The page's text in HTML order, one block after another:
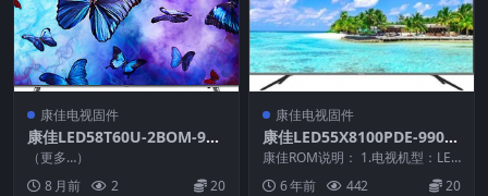
康佳电视固件
康佳LED58T60U-2BOM-990
15785-V1.0.02-71003342-U
盘升级包_U盘刷机固件
（更多…）
8 月前
2 20
康佳电视固件
康佳LED55X8100PDE-9901
1012-V1.0.01原厂系统刷机
电视固件包下载
康佳ROM说明： 1.电视机型：LED
55X8100PDE 2.物料号：9901...
6 年前 442 20